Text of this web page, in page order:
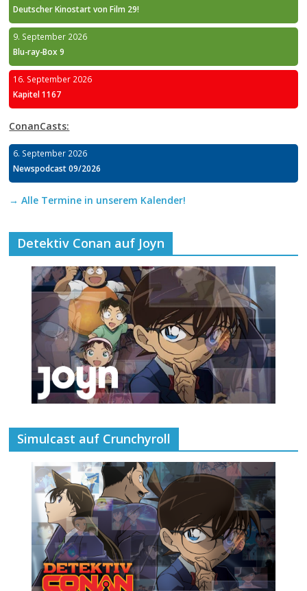
Deutscher Kinostart von Film 29!
9. September 2026
Blu-ray-Box 9
16. September 2026
Kapitel 1167
ConanCasts:
6. September 2026
Newspodcast 09/2026
→ Alle Termine in unserem Kalender!
Detektiv Conan auf Joyn
Simulcast auf Crunchyroll